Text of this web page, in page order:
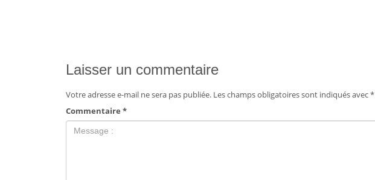
Laisser un commentaire
Votre adresse e-mail ne sera pas publiée. Les champs obligatoires sont indiqués avec*
Commentaire*